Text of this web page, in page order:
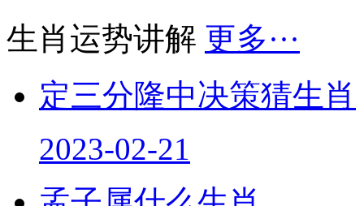
生肖运势讲解 更多···
定三分隆中决策猜生肖
2023-02-21